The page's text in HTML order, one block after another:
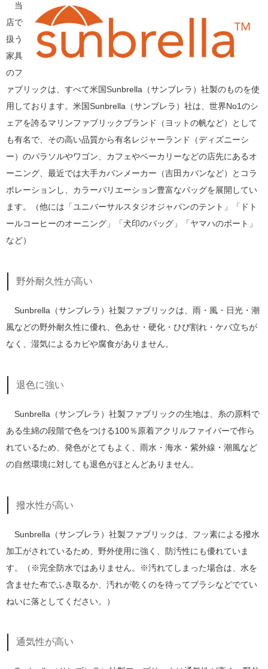
当
店で
扱う
家具
のフ
ァブリックは、すべて米国Sunbrella（サンブレラ）社製のものを使
用しております。米国Sunbrella（サンブレラ）社は、世界No1のシ
ェアを誇るマリンファブリックブランド（ヨットの帆など）として
も有名で、その高い品質から有名レジャーランド（ディズニーシ
ー）のパラソルやワゴン、カフェやベーカリーなどの店先にあるオ
ーニング、最近では大手カバンメーカー（吉田カバンなど）とコラ
ボレーションし、カラーバリエーション豊富なバッグを展開してい
ます。（他には「ユニバーサルスタジオジャパンのテント」「ドト
ールコーヒーのオーニング」「犬印のバッグ」「ヤマハのボート」
など）
野外耐久性が高い
Sunbrella（サンブレラ）社製ファブリックは、雨・風・日光・潮
風などの野外耐久性に優れ、色あせ・硬化・ひび割れ・ケバ立ちが
なく、湿気によるカビや腐食がありません。
退色に強い
Sunbrella（サンブレラ）社製ファブリックの生地は、糸の原料で
ある生綿の段階で色をつける100％原着アクリルファイバーで作ら
れているため、発色がとてもよく、雨水・海水・紫外線・潮風など
の自然環境に対しても退色がほとんどありません。
撥水性が高い
Sunbrella（サンブレラ）社製ファブリックは、フッ素による撥水
加工がされているため、野外使用に強く、防汚性にも優れていま
す。（※完全防水ではありません。※汚れてしまった場合は、水を
含ませた布でふき取るか、汚れが乾くのを待ってブラシなどでてい
ねいに落としてください。）
通気性が高い